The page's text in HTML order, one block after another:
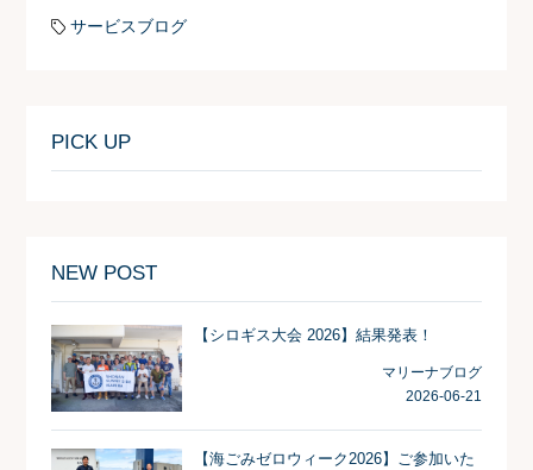
サービスブログ
PICK UP
NEW POST
【シロギス大会 2026】結果発表！
マリーナブログ
2026-06-21
【海ごみゼロウィーク2026】ご参加いた